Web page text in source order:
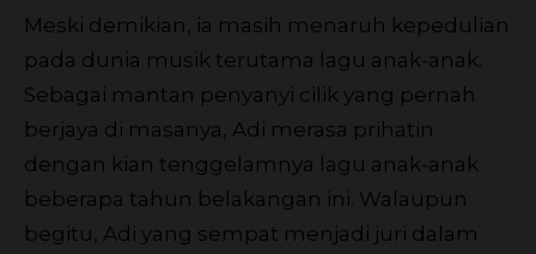
Meski demikian, ia masih menaruh kepedulian
pada dunia musik terutama lagu anak-anak.
Sebagai mantan penyanyi cilik yang pernah
berjaya di masanya, Adi merasa prihatin
dengan kian tenggelamnya lagu anak-anak
beberapa tahun belakangan ini. Walaupun
begitu, Adi yang sempat menjadi juri dalam